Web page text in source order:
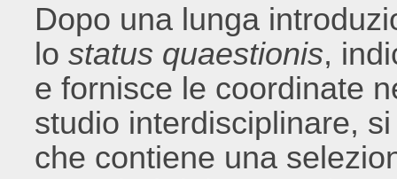
Dopo una lunga
lostatus quaestionis,
e fornisce le coordinate
studio interdisciplinare,
che contiene una